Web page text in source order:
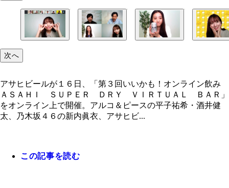
次へ
アサヒビールが１６日、「第３回いいかも！オンライン飲み
ＡＳＡＨＩ ＳＵＰＥＲ ＤＲＹ ＶＩＲＴＵＡＬ ＢＡＲ」
をオンライン上で開催。アルコ＆ピースの平子祐希・酒井健
太、乃木坂４６の新内眞衣、アサヒビ...
この記事を読む